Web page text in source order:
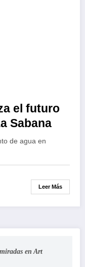
el futuro
Sabana
de agua en
Leer Más
en Art